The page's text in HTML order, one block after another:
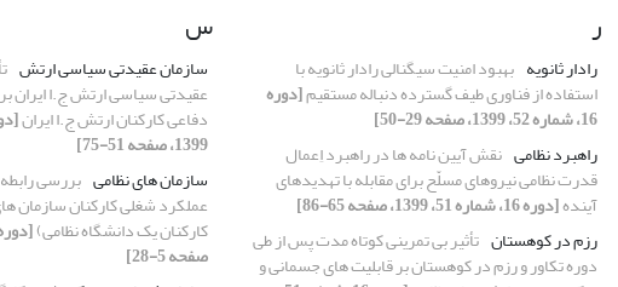
ر
رادار ثانویه بهبود امنیت سیگنالی رادار ثانویه با
استفاده از فناوری طیف گسترده دنباله مستقیم[دوره
16، شماره 52، 1399، صفحه 29-50]
راهبرد نظامی نقش آیین نامه ها در راهبرد اِعمال
قدرت نظامی نیروهای مسلّح برای مقابله با تهدیدهای
آینده[دوره 16، شماره 51، 1399، صفحه 65-86]
رزم در کوهستان تأثیر بی تمرینی کوتاه مدت پس از طی
دوره تکاور و رزم در کوهستان بر قابلیت های جسمانی و
س
سازمان عقیدتی سیاسی ارتش
عقیدتی سیاسی ارتش ج.ا ایران
دفاعی کارکنان ارتش ج.ا ایران
1399، صفحه 51-75]
سازمان های نظامی بررسی
عملکرد شغلی کارکنان سازمان
کارکنان یک دانشگاه نظامی)
صفحه 5-28]